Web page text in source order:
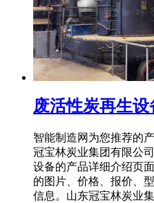
废活性炭再生设
智能制造网为您推荐的
冠宝林炭业集团有限公
设备的产品详细介绍页
的图片、价格、报价、
信息。山东冠宝林炭业